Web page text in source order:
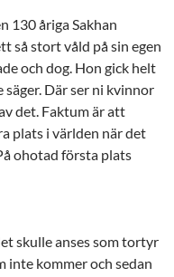
130 åriga Sakhan
så stort våld på sin egen
och dog. Hon gick helt
Där ser ni kvinnor
det. Faktum är att
plats i världen när det
ohotad första plats
skulle anses som tortyr
inte kommer och sedan